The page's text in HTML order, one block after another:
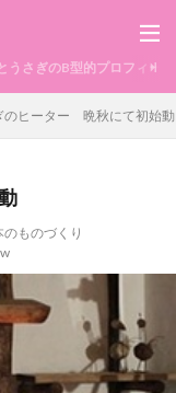
うさぎのB型的プロフィール
のヒーター 晩秋にて初始動
のものづくり